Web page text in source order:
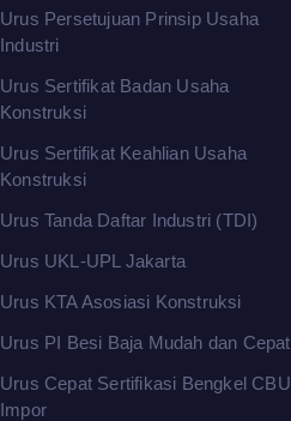
Urus Persetujuan Prinsip Usaha
Industri
Urus Sertifikat Badan Usaha
Konstruksi
Urus Sertifikat Keahlian Usaha
Konstruksi
Urus Tanda Daftar Industri (TDI)
Urus UKL-UPL Jakarta
Urus KTA Asosiasi Konstruksi
Urus PI Besi Baja Mudah dan Cepat
Urus Cepat Sertifikasi Bengkel CBU
Impor